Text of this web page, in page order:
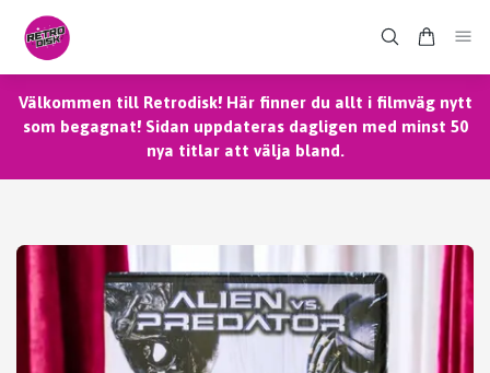
Välkommen till Retrodisk! Här finner du allt i filmväg nytt
som begagnat! Sidan uppdateras dagligen med minst 50
nya titlar att välja bland.